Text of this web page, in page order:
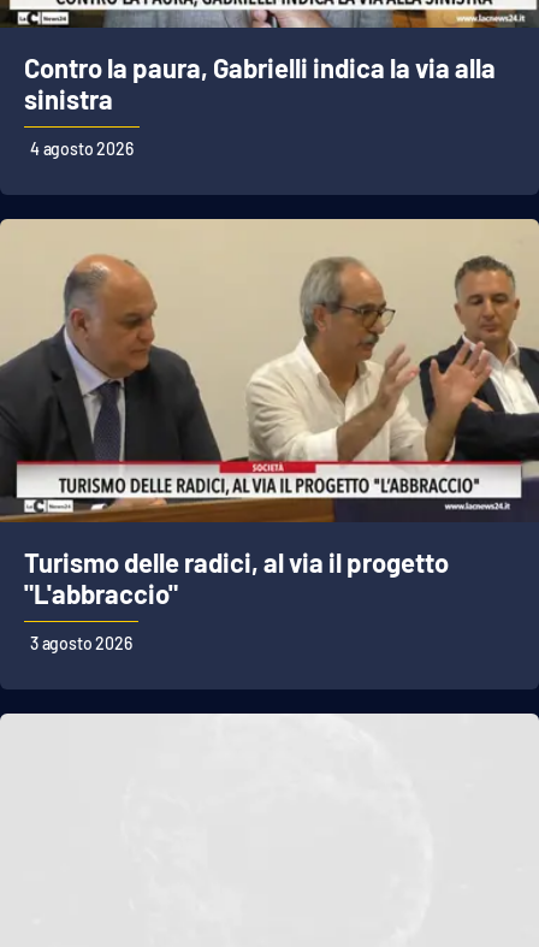
Contro la paura, Gabrielli indica la via alla
sinistra
4 agosto 2026
Turismo delle radici, al via il progetto
"L'abbraccio"
3 agosto 2026